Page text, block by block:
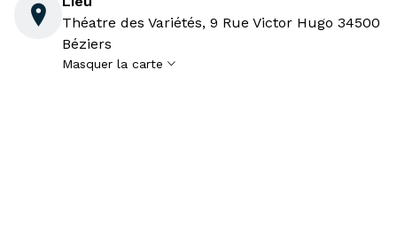

Théatre des Variétés, 9 Rue Victor Hugo 34500
Béziers
Masquer la carte 